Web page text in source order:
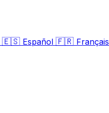
🇪🇸 Español 🇫🇷 Français